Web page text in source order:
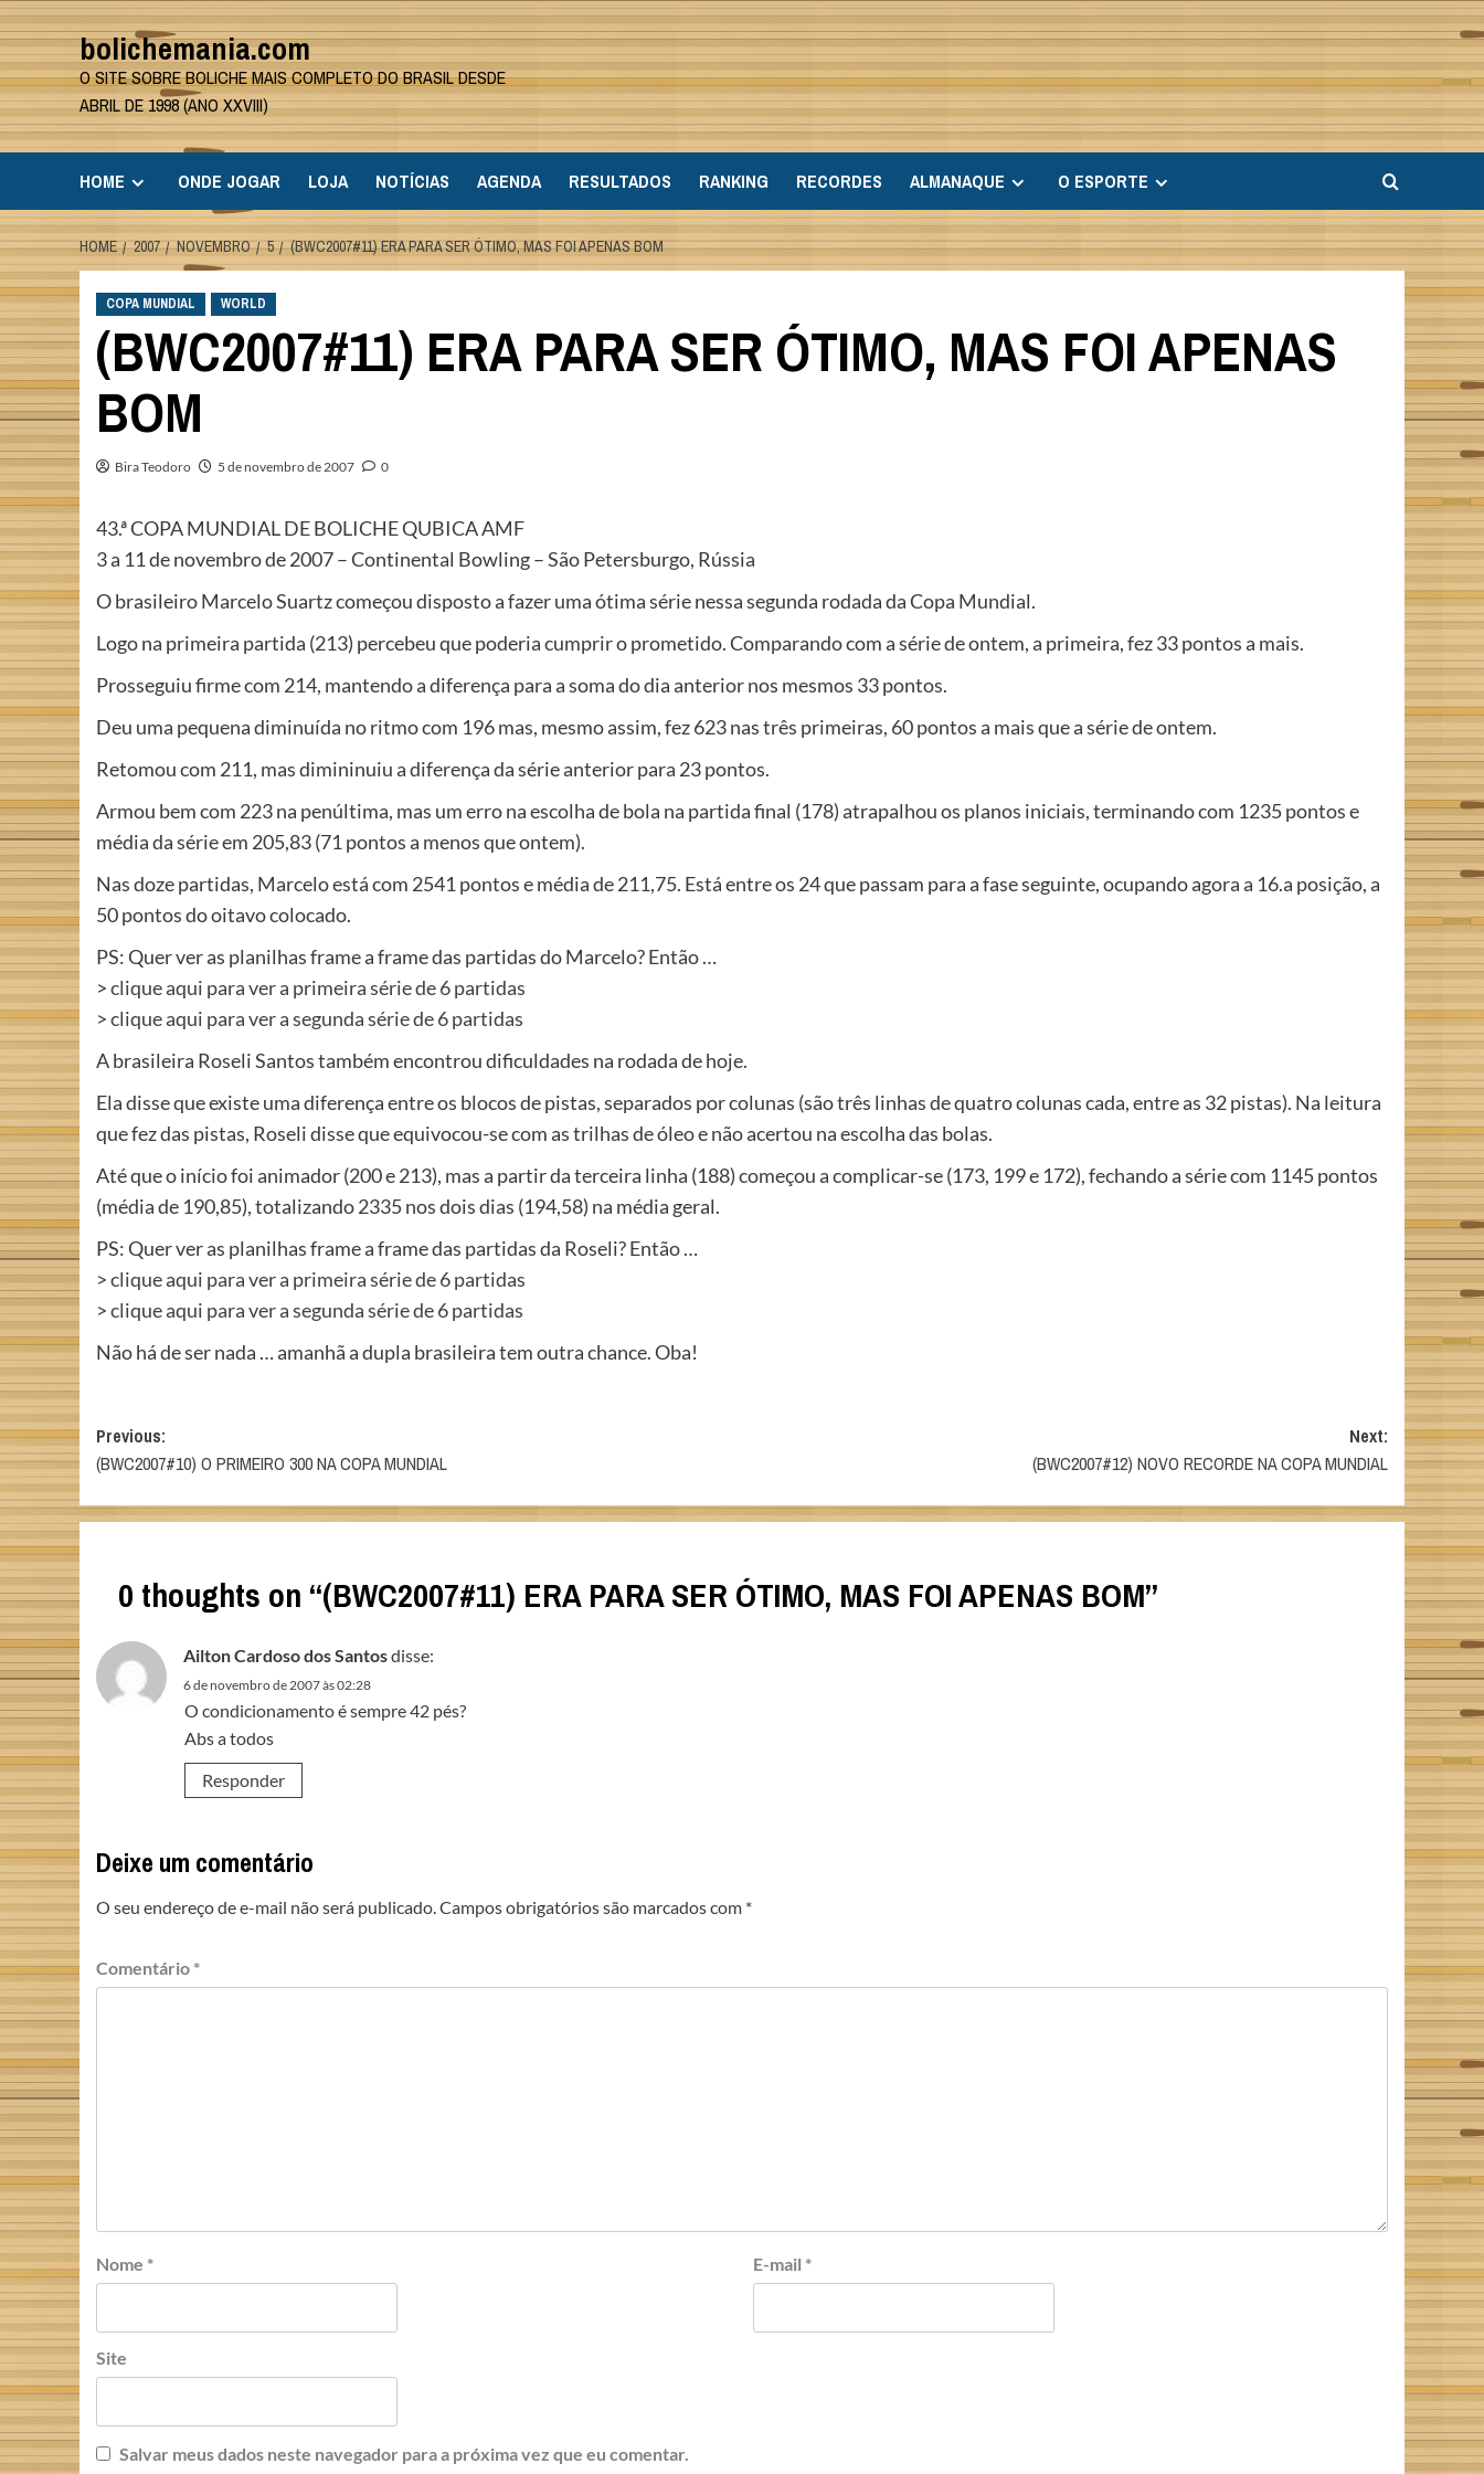
Skip
to
content
bolichemania.com
O SITE SOBRE BOLICHE MAIS COMPLETO DO BRASIL DESDE
ABRIL DE 1998 (ANO XXVIII)
HOME ONDE JOGAR LOJA NOTÍCIAS AGENDA RESULTADOS RANKING RECORDES ALMANAQUE O ESPORTE
HOME 2007 NOVEMBRO 5 (BWC2007#11) ERA PARA SER ÓTIMO, MAS FOI APENAS BOM
COPA MUNDIAL WORLD
(BWC2007#11) ERA PARA SER ÓTIMO, MAS FOI APENAS
BOM
Bira Teodoro 5 de novembro de 2007 0
43.ª COPA MUNDIAL DE BOLICHE QUBICA AMF
3 a 11 de novembro de 2007 – Continental Bowling – São Petersburgo, Rússia
O brasileiro Marcelo Suartz começou disposto a fazer uma ótima série nessa segunda rodada da Copa Mundial.
Logo na primeira partida (213) percebeu que poderia cumprir o prometido. Comparando com a série de ontem, a primeira, fez 33 pontos a mais.
Prosseguiu firme com 214, mantendo a diferença para a soma do dia anterior nos mesmos 33 pontos.
Deu uma pequena diminuída no ritmo com 196 mas, mesmo assim, fez 623 nas três primeiras, 60 pontos a mais que a série de ontem.
Retomou com 211, mas dimininuiu a diferença da série anterior para 23 pontos.
Armou bem com 223 na penúltima, mas um erro na escolha de bola na partida final (178) atrapalhou os planos iniciais, terminando com 1235 pontos e
média da série em 205,83 (71 pontos a menos que ontem).
Nas doze partidas, Marcelo está com 2541 pontos e média de 211,75. Está entre os 24 que passam para a fase seguinte, ocupando agora a 16.a posição, a
50 pontos do oitavo colocado.
PS: Quer ver as planilhas frame a frame das partidas do Marcelo? Então …
>clique aqui para ver a primeira série de 6 partidas
>clique aqui para ver a segunda série de 6 partidas
A brasileira Roseli Santos também encontrou dificuldades na rodada de hoje.
Ela disse que existe uma diferença entre os blocos de pistas, separados por colunas (são três linhas de quatro colunas cada, entre as 32 pistas). Na leitura
que fez das pistas, Roseli disse que equivocou-se com as trilhas de óleo e não acertou na escolha das bolas.
Até que o início foi animador (200 e 213), mas a partir da terceira linha (188) começou a complicar-se (173, 199 e 172), fechando a série com 1145 pontos
(média de 190,85), totalizando 2335 nos dois dias (194,58) na média geral.
PS: Quer ver as planilhas frame a frame das partidas da Roseli? Então …
>clique aqui para ver a primeira série de 6 partidas
>clique aqui para ver a segunda série de 6 partidas
Não há de ser nada … amanhã a dupla brasileira tem outra chance. Oba!
Post
navigation
Previous:
(BWC2007#10) O PRIMEIRO 300 NA COPA MUNDIAL
Next:
(BWC2007#12) NOVO RECORDE NA COPA MUNDIAL
0 thoughts on “(BWC2007#11) ERA PARA SER ÓTIMO, MAS FOI APENAS BOM”
Ailton Cardoso dos Santosdisse:
6 de novembro de 2007 às 02:28
O condicionamento é sempre 42 pés?
Abs a todos
Responder
Deixe um comentário
O seu endereço de e-mail não será publicado.Campos obrigatórios são marcados com *
Comentário *
Nome * E-mail *
Site
Salvar meus dados neste navegador para a próxima vez que eu comentar.